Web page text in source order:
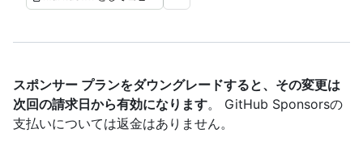
スポンサー プランをダウングレードすると、その変更は
次回の請求日から有効になります。 GitHub Sponsorsの
支払いについては返金はありません。